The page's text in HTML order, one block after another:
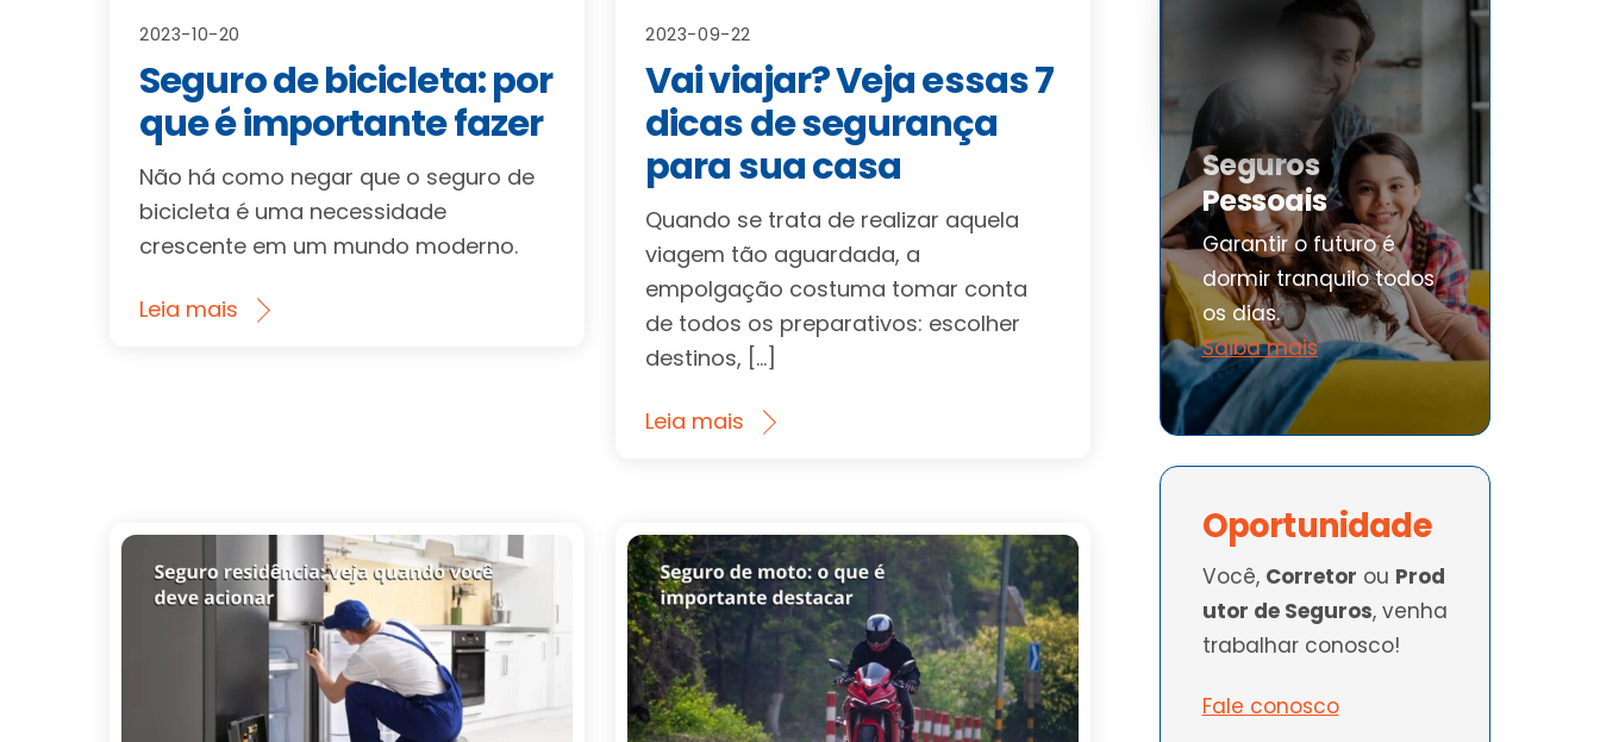
2023-10-20
Seguro de bicicleta: por
que é importante fazer
Não há como negar que o seguro de
bicicleta é uma necessidade
crescente em um mundo moderno.
Leia mais
2023-09-22
Vai viajar? Veja essas 7
dicas de segurança
para sua casa
Quando se trata de realizar aquela
viagem tão aguardada, a
empolgação costuma tomar conta
de todos os preparativos: escolher
destinos, […]
Leia mais
Seguros
Pessoais
Garantir o futuro é
dormir tranquilo todos
os dias.
Saiba mais
Oportunidade
Você, Corretor ou Prod
utor de Seguros, venha
trabalhar conosco!
Fale conosco